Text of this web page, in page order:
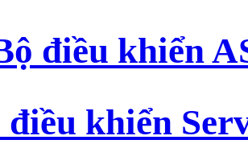
điều khiển
điều khiển